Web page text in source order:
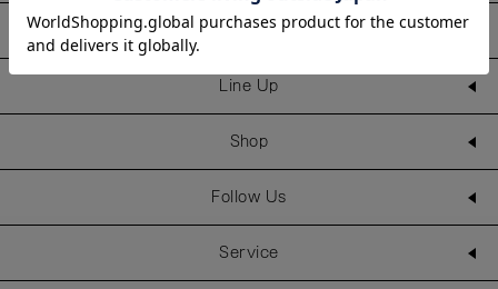
Information
Line Up
Shop
Follow Us
Service